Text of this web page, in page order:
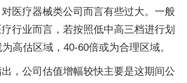
医疗器械类公司而言有些过大。一般
行业而言，若按照低中高三档进行划
高估区域，40-60倍或为合理区域。
，公司估值增幅较快主要是这期间公